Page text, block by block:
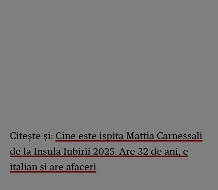
Citește și: Cine este ispita Mattia Carnessali
de la Insula Iubirii 2025. Are 32 de ani, e
italian și are afaceri